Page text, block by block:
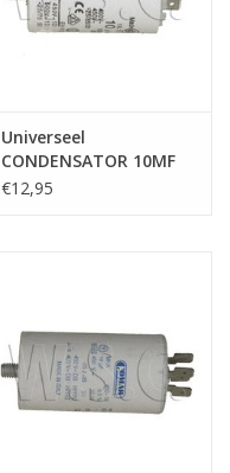
Universeel
CONDENSATOR 10MF
450V
€12,95